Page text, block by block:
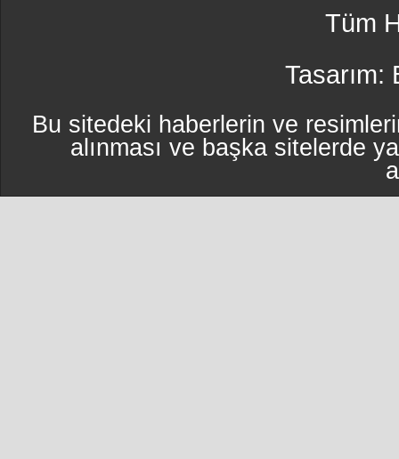
Tüm
Tasarım:
Bu sitedeki haberlerin ve
alınması ve başka sitelerde